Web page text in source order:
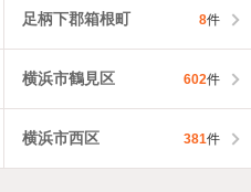
足柄下郡箱根町 8件
横浜市鶴見区 602件
横浜市西区 381件